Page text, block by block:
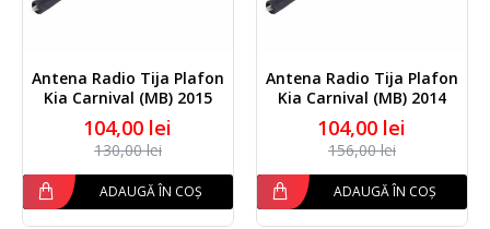
Antena Radio Tija Plafon
Kia Carnival (MB) 2015
104,00 lei
130,00 lei
ADAUGĂ ÎN COȘ
Antena Radio Tija Plafon
Kia Carnival (MB) 2014
104,00 lei
156,00 lei
ADAUGĂ ÎN COȘ